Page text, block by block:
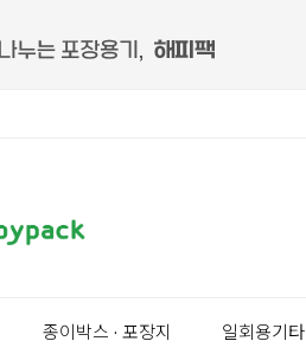
종이박스 · 포장지 일회용기타